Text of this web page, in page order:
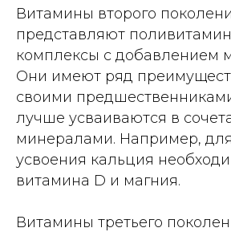
Витамины второго
представляют
комплексы с добавлением
Они имеют ряд
своими
лучше усваиваются в
минералами. Например,
усвоения кальция
витамина D и магния.
Витамины третьего